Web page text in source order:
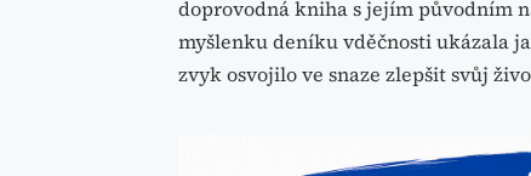
doprovodná kniha s jejím původním
myšlenku deníku vděčnosti ukázala
zvyk osvojilo ve snaze zlepšit svůj